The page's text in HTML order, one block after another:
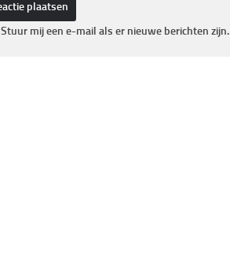
Stuur mij een e-mail als er nieuwe berichten zijn.